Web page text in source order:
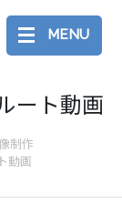
MENU
ート動画
制作
動画